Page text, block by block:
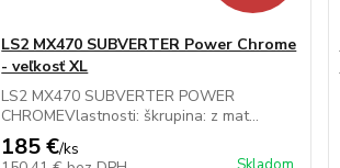
LS2 MX470 SUBVERTER Power Chrome
- veľkosť XL
LS2 MX470 SUBVERTER POWER
CHROMEVlastnosti: škrupina: z mat...
185 €/ks